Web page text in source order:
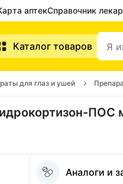
аптекСправочник
Каталог товаров
для глаз и ушей
ПОС
Аналоги и